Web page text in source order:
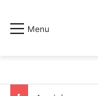
Menu